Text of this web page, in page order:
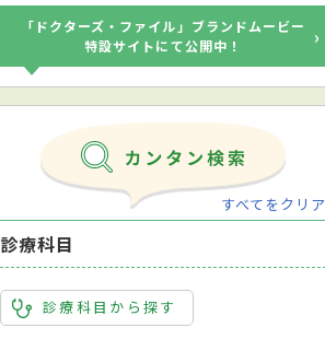
「ドクターズ・ファイル」ブランドムービー
特設サイトにて公開中！
›
すべてをクリア
診療科目
診療科目から探す